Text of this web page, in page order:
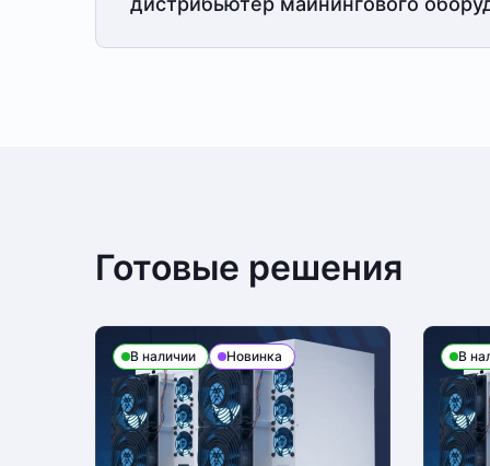
Готовые решения
В наличии Новинка В